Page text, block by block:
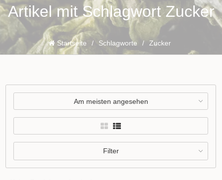
Artikel mit Schlagwort Zucker
Startseite / Schlagworte / Zucker
Am meisten angesehen
Filter